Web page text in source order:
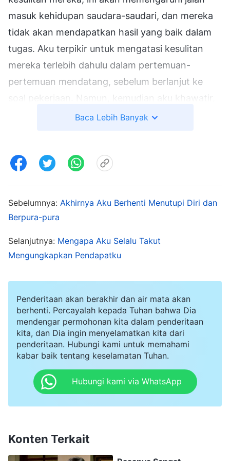
masuk kehidupan saudara-saudari, dan mereka
tidak akan mendapatkan hasil yang baik dalam
tugas. Aku terpikir untuk mengatasi kesulitan
mereka terlebih dahulu dalam pertemuan-
pertemuan mendatang, sebelum berlanjut ke
soal pekerjaan. Namun, kemudian aku khawatir,
"Bagaimana jika aku tidak bisa
menerapkan seperti itu. Aku hanya menanyakan
pilihan. Terkadang, ketika aku tidak bisa melihat
yang harus kulakukan, aku tidak mau membuka
diri dan mencari solusi bersama. Aku hanya
memaksa diri untuk mencari bagian firman
Tuhan dan memberikan persekutuan secara
asal-asalan sekadar untuk menyelesaikannya ala
kadarnya. Begitulah, aku terus-menerus hidup
dalam ketakutan bahwa saudara-saudariku akan
memandang rendah diriku. Aku merasa tertekan,
khususnya selama pertemuan, dan hidup dalam
kegelapan dan kepedihan, tidak mampu
Kemudian, aku berterus terang tentang
Baca Lebih Banyak
Sebelumnya: Akhirnya Aku Berhenti Menutupi Diri dan
Berpura-pura
Selanjutnya: Mengapa Aku Selalu Takut
Mengungkapkan Pendapatku
Penderitaan akan berakhir dan air mata akan
berhenti. Percayalah kepada Tuhan bahwa Dia
mendengar permohonan kita dalam penderitaan
kita, dan Dia ingin menyelamatkan kita dari
penderitaan. Hubungi kami untuk memahami
kabar baik tentang keselamatan Tuhan.
Hubungi kami via WhatsApp
Konten Terkait